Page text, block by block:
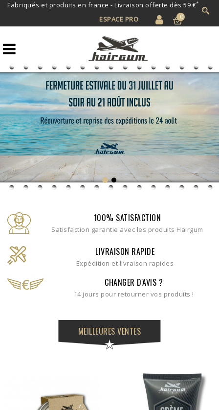
Fabriqués et produits en france - Livraison offerte dès 59 €*
0
ESPACE PRO
100% SATISFACTION
Satisfaction garantie avec les produits Hairgum
LIVRAISON RAPIDE
Expédition et livraison rapides
CHANGER D'AVIS ?
14 jours pour retourner vos produits !
MEILLEURES VENTES